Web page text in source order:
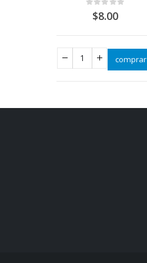
out of 5
$8.00
comprar